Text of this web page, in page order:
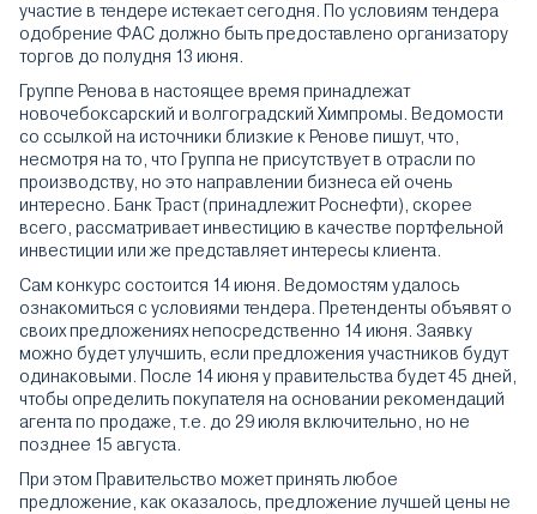
участие в тендере истекает сегодня. По условиям тендера
одобрение ФАС должно быть предоставлено организатору
торгов до полудня 13 июня.
Группе Ренова в настоящее время принадлежат
новочебоксарский и волгоградский Химпромы. Ведомости
со ссылкой на источники близкие к Ренове пишут, что,
несмотря на то, что Группа не присутствует в отрасли по
производству, но это направлении бизнеса ей очень
интересно. Банк Траст (принадлежит Роснефти), скорее
всего, рассматривает инвестицию в качестве портфельной
инвестиции или же представляет интересы клиента.
Сам конкурс состоится 14 июня. Ведомостям удалось
ознакомиться с условиями тендера. Претенденты объявят о
своих предложениях непосредственно 14 июня. Заявку
можно будет улучшить, если предложения участников будут
одинаковыми. После 14 июня у правительства будет 45 дней,
чтобы определить покупателя на основании рекомендаций
агента по продаже, т.е. до 29 июля включительно, но не
позднее 15 августа.
При этом Правительство может принять любое
предложение, как оказалось, предложение лучшей цены не